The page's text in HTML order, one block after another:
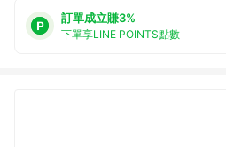
訂單成立賺3%
下單享LINE POINTS點數